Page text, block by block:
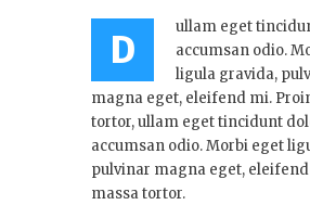
D
ullam eget
accumsan odio.
ligula gravida,
magna eget, eleifend mi.
tortor, ullam eget tincidunt
accumsan odio. Morbi eget
pulvinar magna eget,
massa tortor.